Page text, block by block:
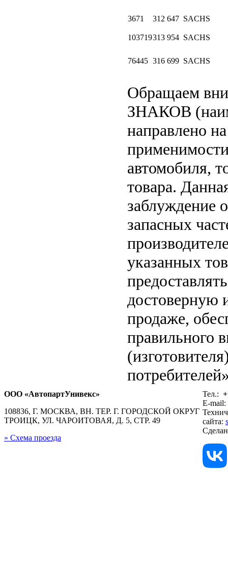
3671 312 647 SACHS
103719313 954 SACHS
76445 316 699 SACHS
Обращаем
ЗНАКОВ
направлено
автомобиля,
товара.
заблуждение
запасных
указанных
достоверную
продаже,
правильного
ООО «АвтопартУнивекс»
108836, Г. МОСКВА, ВН. ТЕР. Г. ГОРОДСКОЙ ОКРУГ
ТРОИЦК, УЛ. ЧАРОИТОВАЯ, Д. 5, СТР. 49
» Схема проезда
Тел.:
E-mail:
сайта: